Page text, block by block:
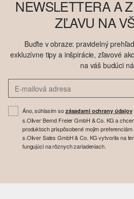
NEWSLETTERA A
ZĽAVU NA
Buďte v obraze: pravidelný
exkluzívne tipy a inšpirácie, zľavové
na váš budúci
Áno, súhlasím so zásadami ochrany údajov
s.Oliver Bernd Freier GmbH & Co. KG a
produktoch prispôsobené mojim
s.Oliver Sales GmbH & Co. KG vytvorila na
fungujúci na rôznych zariadeniach.